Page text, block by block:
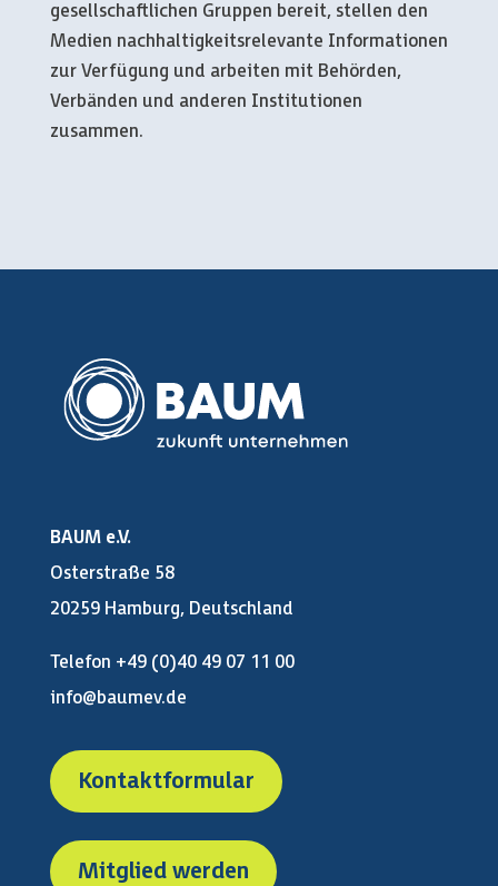
gesellschaftlichen Gruppen bereit, stellen den
Medien nachhaltigkeitsrelevante Informationen
zur Verfügung und arbeiten mit Behörden,
Verbänden und anderen Institutionen
zusammen.
BAUM e.V.
Osterstraße 58
20259 Hamburg, Deutschland
Telefon +49 (0)40 49 07 11 00
info@baumev.de
Kontaktformular
Mitglied werden